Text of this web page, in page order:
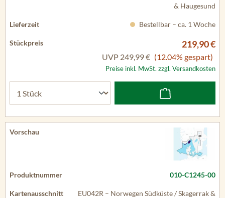
& Haugesund
Bestellbar – ca. 1 Woche
219,90 €
UVP 249,99 € (12.04% gespart)
Preise inkl. MwSt. zzgl. Versandkosten
010-C1245-00
EU042R – Norwegen Südküste / Skagerrak &